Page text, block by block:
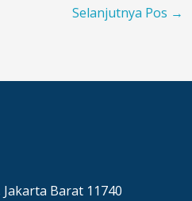
Selanjutnya Pos →
Jakarta Barat 11740